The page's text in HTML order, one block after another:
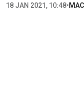
18 JAN 2021, 10:48•